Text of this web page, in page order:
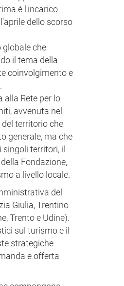
è l'incarico
dello scorso
che
il tema della
coinvolgimento e
alla Rete per lo
avvenuta nel
territorio che
generale, ma che
territori, il
Fondazione,
a livello locale.
del
Giulia, Trentino
Trento e Udine).
sul turismo e il
strategiche
e offerta